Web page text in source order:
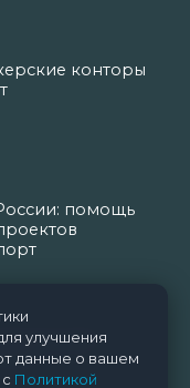
конторы
помощь
улучшения
данные о вашем
Политикой